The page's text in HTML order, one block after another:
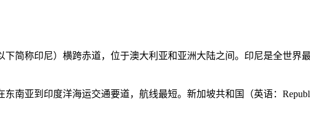
简称印尼）横跨赤道，位于澳大利亚和亚洲大陆之间。印尼是全世界
南亚到印度洋海运交通要道，航线最短。新加坡共和国（英语：